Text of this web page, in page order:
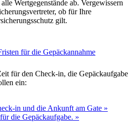
Wertgegenstände ab. Vergewissern
ob für Ihre
gilt.
für die GepäckannahmeThis
can
be
für den Check-in, die Gepäckaufgabe
ein:
in und die Ankunft am Gate
die Gepäckaufgabe.